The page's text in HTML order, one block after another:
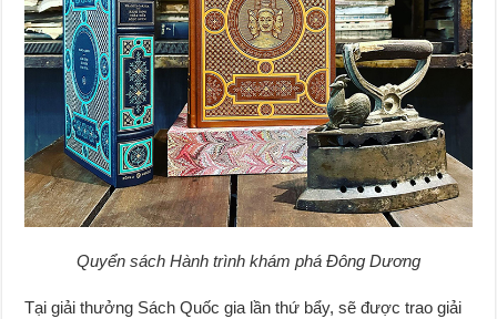
Quyển sách Hành trình khám phá Đông Dương
Tại giải thưởng Sách Quốc gia lần thứ bẩy, sẽ được trao giải